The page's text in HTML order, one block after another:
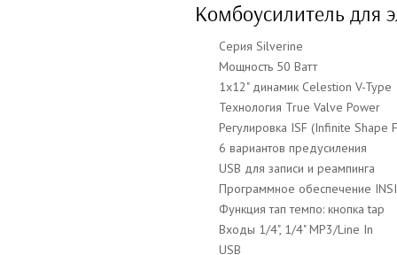
Комбоусилитель для
Серия Silverine
Мощность 50 Ватт
1x12" динамик Celestion V-Type
Технология True Valve Power
Регулировка ISF (Infinite Shape
6 вариантов предусиления
USB для записи и реампинга
Программное обеспечение
Функция тап темпо: кнопка tap
Входы 1/4", 1/4" MP3/Line In
USB